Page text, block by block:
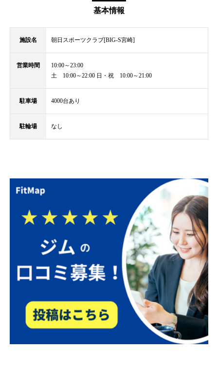
基本情報
施設名 朝日スポーツクラブ[BIG-S宮崎]
営業時間
10:00～23:00
土 10:00～22:00 日・祝 10:00～21:00
駐車場 4000台あり
駐輪場 なし